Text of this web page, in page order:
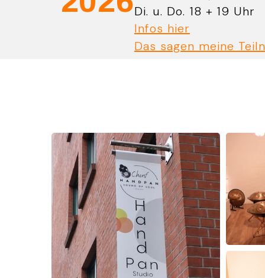
Di. u. Do. 18 + 19 Uhr
Infos hier
Das sagen meine